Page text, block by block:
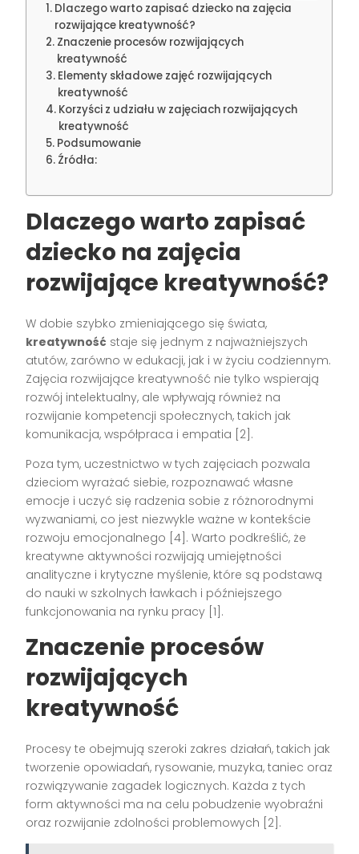
Dlaczego warto zapisać dziecko na zajęcia
rozwijające kreatywność?
Znaczenie procesów rozwijających
kreatywność
Elementy składowe zajęć rozwijających
kreatywność
Korzyści z udziału w zajęciach rozwijających
kreatywność
Podsumowanie
Źródła:
Dlaczego warto zapisać
dziecko na zajęcia
rozwijające kreatywność?
W dobie szybko zmieniającego się świata,
kreatywność staje się jednym z najważniejszych
atutów, zarówno w edukacji, jak i w życiu codziennym.
Zajęcia rozwijające kreatywność nie tylko wspierają
rozwój intelektualny, ale wpływają również na
rozwijanie kompetencji społecznych, takich jak
komunikacja, współpraca i empatia [2].
Poza tym, uczestnictwo w tych zajęciach pozwala
dzieciom wyrażać siebie, rozpoznawać własne
emocje i uczyć się radzenia sobie z różnorodnymi
wyzwaniami, co jest niezwykle ważne w kontekście
rozwoju emocjonalnego [4]. Warto podkreślić, że
kreatywne aktywności rozwijają umiejętności
analityczne i krytyczne myślenie, które są podstawą
do nauki w szkolnych ławkach i późniejszego
funkcjonowania na rynku pracy [1].
Znaczenie procesów
rozwijających
kreatywność
Procesy te obejmują szeroki zakres działań, takich jak
tworzenie opowiadań, rysowanie, muzyka, taniec oraz
rozwiązywanie zagadek logicznych. Każda z tych
form aktywności ma na celu pobudzenie wyobraźni
oraz rozwijanie zdolności problemowych [2].